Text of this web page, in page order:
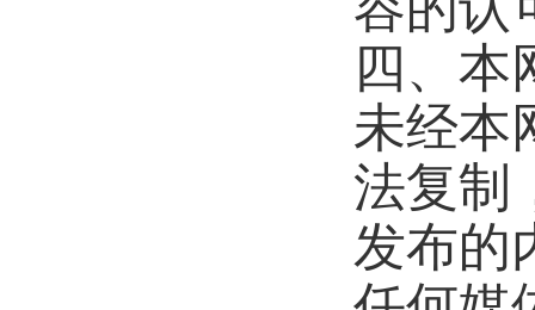
四、本
未经本
法复制
发布的